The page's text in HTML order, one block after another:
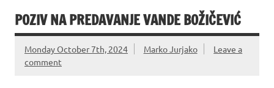
POZIV NA PREDAVANJE VANDE BOŽIČEVIĆ
Monday October 7th, 2024 Marko Jurjako
Leave a
comment